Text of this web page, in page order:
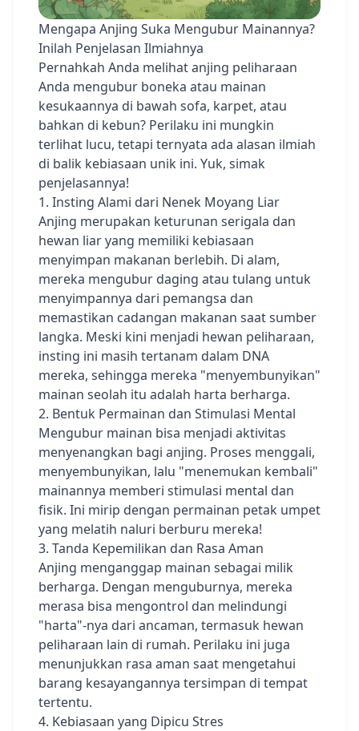
Mengapa Anjing Suka Mengubur Mainannya?
Inilah Penjelasan Ilmiahnya
Pernahkah Anda melihat anjing peliharaan
Anda mengubur boneka atau mainan
kesukaannya di bawah sofa, karpet, atau
bahkan di kebun? Perilaku ini mungkin
terlihat lucu, tetapi ternyata ada alasan ilmiah
di balik kebiasaan unik ini. Yuk, simak
penjelasannya!
1. Insting Alami dari Nenek Moyang Liar
Anjing merupakan keturunan serigala dan
hewan liar yang memiliki kebiasaan
menyimpan makanan berlebih. Di alam,
mereka mengubur daging atau tulang untuk
menyimpannya dari pemangsa dan
memastikan cadangan makanan saat sumber
langka. Meski kini menjadi hewan peliharaan,
insting ini masih tertanam dalam DNA
mereka, sehingga mereka "menyembunyikan"
mainan seolah itu adalah harta berharga.
2. Bentuk Permainan dan Stimulasi Mental
Mengubur mainan bisa menjadi aktivitas
menyenangkan bagi anjing. Proses menggali,
menyembunyikan, lalu "menemukan kembali"
mainannya memberi stimulasi mental dan
fisik. Ini mirip dengan permainan petak umpet
yang melatih naluri berburu mereka!
3. Tanda Kepemilikan dan Rasa Aman
Anjing menganggap mainan sebagai milik
berharga. Dengan menguburnya, mereka
merasa bisa mengontrol dan melindungi
"harta"-nya dari ancaman, termasuk hewan
peliharaan lain di rumah. Perilaku ini juga
menunjukkan rasa aman saat mengetahui
barang kesayangannya tersimpan di tempat
tertentu.
4. Kebiasaan yang Dipicu Stres